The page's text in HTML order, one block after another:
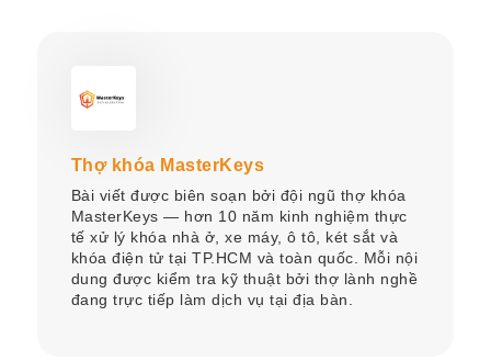
Thợ khóa MasterKeys
Bài viết được biên soạn bởi đội ngũ thợ khóa
MasterKeys — hơn 10 năm kinh nghiệm thực
tế xử lý khóa nhà ở, xe máy, ô tô, két sắt và
khóa điện tử tại TP.HCM và toàn quốc. Mỗi nội
dung được kiểm tra kỹ thuật bởi thợ lành nghề
đang trực tiếp làm dịch vụ tại địa bàn.